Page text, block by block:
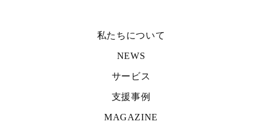
私たちについて
NEWS
サービス
支援事例
MAGAZINE